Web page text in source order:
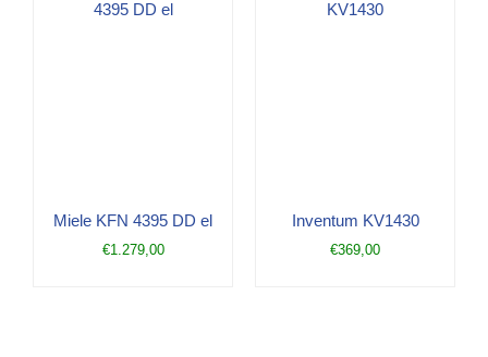
Miele KFN 4395 DD el
€1.279,00
Inventum KV1430
€369,00